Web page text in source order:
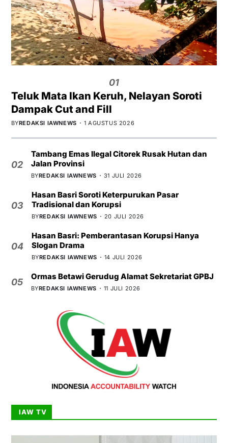
01
Teluk Mata Ikan Keruh, Nelayan Soroti
Dampak Cut and Fill
BYREDAKSI IAWNEWS 1 AGUSTUS 2026
02
Tambang Emas Ilegal Citorek Rusak Hutan dan
Jalan Provinsi
BYREDAKSI IAWNEWS 31 JULI 2026
03
Hasan Basri Soroti Keterpurukan Pasar
Tradisional dan Korupsi
BYREDAKSI IAWNEWS 20 JULI 2026
04
Hasan Basri: Pemberantasan Korupsi Hanya
Slogan Drama
BYREDAKSI IAWNEWS 14 JULI 2026
05
Ormas Betawi Gerudug Alamat Sekretariat GPBJ
BYREDAKSI IAWNEWS 11 JULI 2026
IAW TV